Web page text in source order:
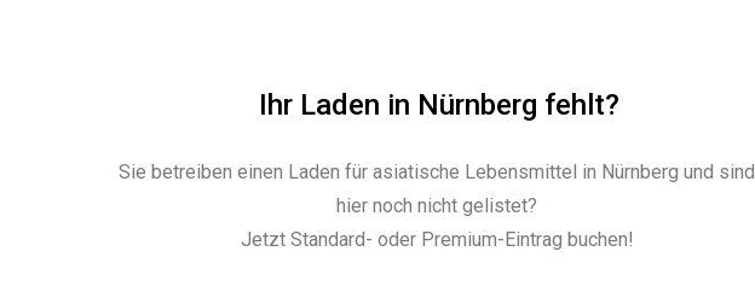
Ihr Laden in Nürnberg fehlt?
Sie betreiben einen Laden für asiatische Lebensmittel in Nürnberg und sind
hier noch nicht gelistet?
Jetzt Standard- oder Premium-Eintrag buchen!